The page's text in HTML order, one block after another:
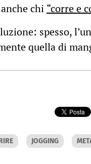
chi “corre e
spesso,
quella di
JOGGING